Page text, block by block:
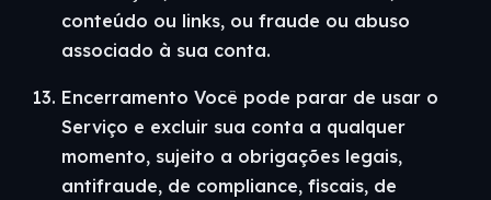
conteúdo ou links, ou fraude ou abuso
associado à sua conta.
Encerramento Você pode parar de usar o
Serviço e excluir sua conta a qualquer
momento, sujeito a obrigações legais,
antifraude, de compliance, fiscais, de